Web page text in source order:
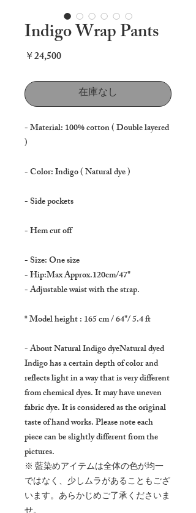
Indigo Wrap Pants
￥24,500価
在庫なし
- Material: 100% cotton ( Double layered
)
- Color: Indigo ( Natural dye )
- Side pockets
- Hem cut off
- Size: One size
- Hip:Max Approx.120cm/47"
- Adjustable waist with the strap.
* Model height : 165 cm / 64"/ 5.4 ft
- About Natural Indigo dyeNatural dyed
Indigo has a certain depth of color and
reflects light in a way that is very different
from chemical dyes. It may have uneven
fabric dye. It is considered as the original
taste of hand works. Please note each
piece can be slightly different from the
pictures.
※ 藍染めアイテムは全体の色が均一
ではなく、少しムラがあることもござ
います。あらかじめご了承くださいま